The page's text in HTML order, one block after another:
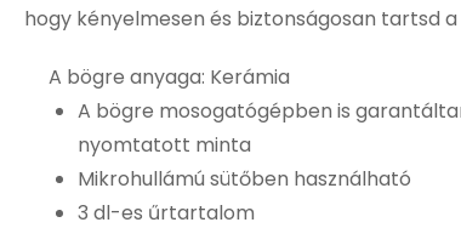
hogy kényelmesen és biztonságosan tartsd
A bögre anyaga: Kerámia
A bögre mosogatógépben is
nyomtatott minta
Mikrohullámú sütőben használható
3 dl-es űrtartalom